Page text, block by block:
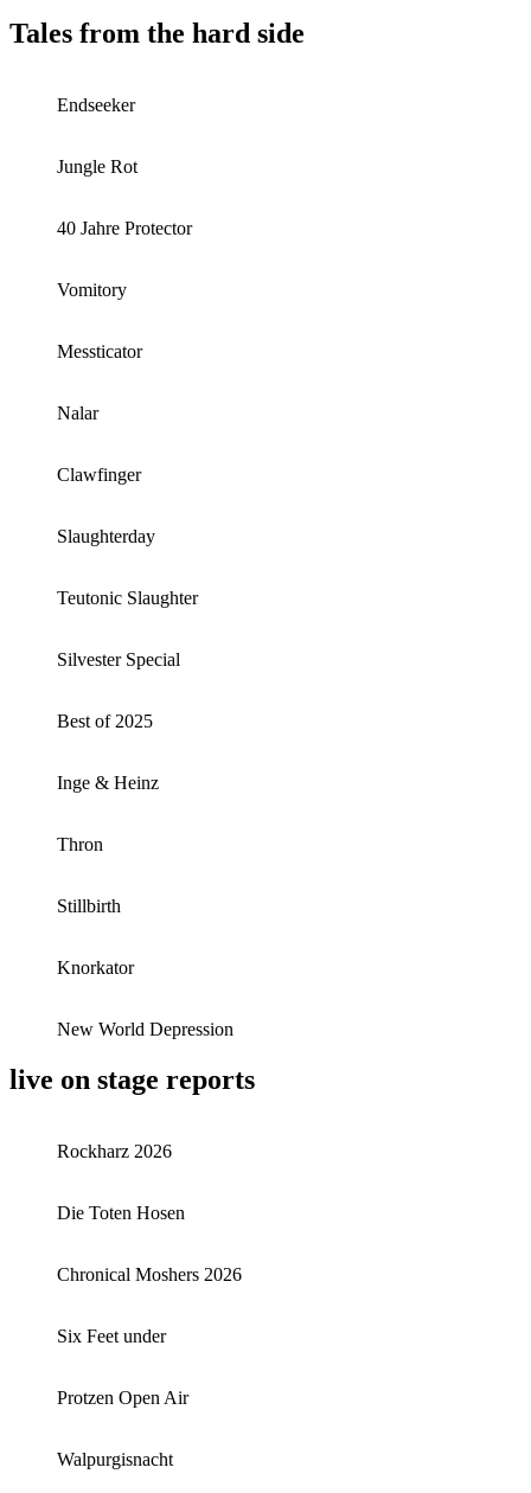
Tales from the hard side
Endseeker
Jungle Rot
40 Jahre Protector
Vomitory
Messticator
Nalar
Clawfinger
Slaughterday
Teutonic Slaughter
Silvester Special
Best of 2025
Inge & Heinz
Thron
Stillbirth
Knorkator
New World Depression
live on stage reports
Rockharz 2026
Die Toten Hosen
Chronical Moshers 2026
Six Feet under
Protzen Open Air
Walpurgisnacht